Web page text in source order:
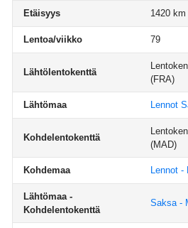
Etäisyys 1420 km
Lentoa/viikko 79
Lähtölentokenttä
(FRA)
Lähtömaa Lennot
Kohdelentokenttä
(MAD)
Kohdemaa Lennot -
Lähtömaa -
Kohdelentokenttä
Saksa -